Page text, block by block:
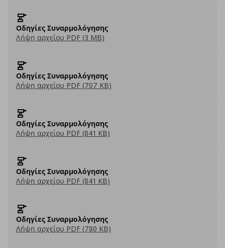
Οδηγίες Συναρμολόγησης
Λήψη αρχείου PDF (3 MB)
Οδηγίες Συναρμολόγησης
Λήψη αρχείου PDF (707 KB)
Οδηγίες Συναρμολόγησης
Λήψη αρχείου PDF (841 KB)
Οδηγίες Συναρμολόγησης
Λήψη αρχείου PDF (841 KB)
Οδηγίες Συναρμολόγησης
Λήψη αρχείου PDF (780 KB)